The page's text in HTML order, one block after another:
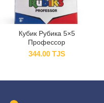
Кубик Рубика 5×5
Профессор
344.00 TJS